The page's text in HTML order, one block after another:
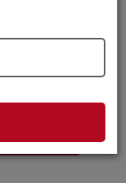
ge­run­det (siehe
Daten.
ALS CSV